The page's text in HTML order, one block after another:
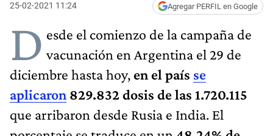
25-02-2021 11:24 Agregar PERFIL en Google
D esde el comienzo de la campaña de
vacunación en Argentina el 29 de
diciembre hasta hoy, en el país se
aplicaron 829.832 dosis de las 1.720.115
que arribaron desde Rusia e India. El